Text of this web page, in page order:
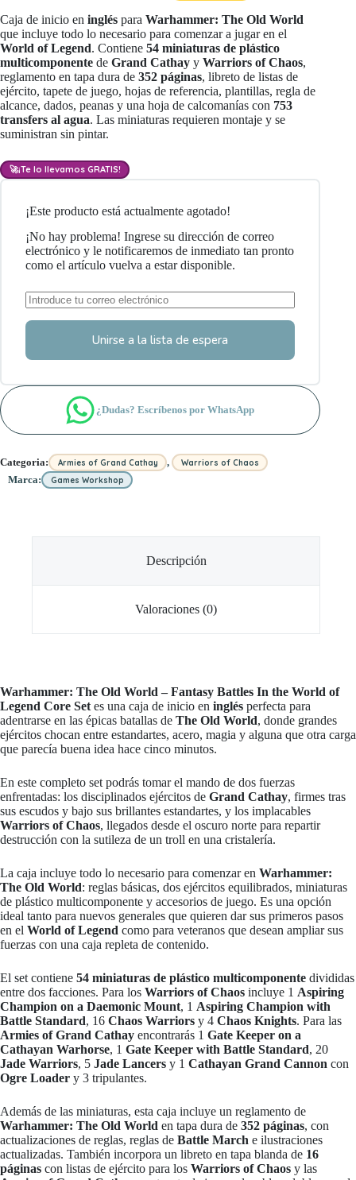
Caja de inicio en inglés para Warhammer: The Old World
que incluye todo lo necesario para comenzar a jugar en el
World of Legend. Contiene 54 miniaturas de plástico
multicomponente de Grand Cathay y Warriors of Chaos,
reglamento en tapa dura de 352 páginas, libreto de listas de
ejército, tapete de juego, hojas de referencia, plantillas, regla de
alcance, dados, peanas y una hoja de calcomanías con 753
transfers al agua. Las miniaturas requieren montaje y se
suministran sin pintar.
🚀¡Te lo llevamos GRATIS!
¡Este producto está actualmente agotado!
¡No hay problema! Ingrese su dirección de correo
electrónico y le notificaremos de inmediato tan pronto
como el artículo vuelva a estar disponible.
Unirse a la lista de espera
¿Dudas? Escríbenos por WhatsApp
Categoria: Armies of Grand Cathay , Warriors of Chaos
Marca: Games Workshop
Descripción
Valoraciones (0)
Warhammer: The Old World – Fantasy Battles In the World of
Legend Core Set es una caja de inicio en inglés perfecta para
adentrarse en las épicas batallas de The Old World, donde grandes
ejércitos chocan entre estandartes, acero, magia y alguna que otra carga
que parecía buena idea hace cinco minutos.
En este completo set podrás tomar el mando de dos fuerzas
enfrentadas: los disciplinados ejércitos de Grand Cathay, firmes tras
sus escudos y bajo sus brillantes estandartes, y los implacables
Warriors of Chaos, llegados desde el oscuro norte para repartir
destrucción con la sutileza de un troll en una cristalería.
La caja incluye todo lo necesario para comenzar en Warhammer:
The Old World: reglas básicas, dos ejércitos equilibrados, miniaturas
de plástico multicomponente y accesorios de juego. Es una opción
ideal tanto para nuevos generales que quieren dar sus primeros pasos
en el World of Legend como para veteranos que desean ampliar sus
fuerzas con una caja repleta de contenido.
El set contiene 54 miniaturas de plástico multicomponente divididas
entre dos facciones. Para los Warriors of Chaos incluye 1 Aspiring
Champion on a Daemonic Mount, 1 Aspiring Champion with
Battle Standard, 16 Chaos Warriors y 4 Chaos Knights. Para las
Armies of Grand Cathay encontrarás 1 Gate Keeper on a
Cathayan Warhorse, 1 Gate Keeper with Battle Standard, 20
Jade Warriors, 5 Jade Lancers y 1 Cathayan Grand Cannon con
Ogre Loader y 3 tripulantes.
Además de las miniaturas, esta caja incluye un reglamento de
Warhammer: The Old World en tapa dura de 352 páginas, con
actualizaciones de reglas, reglas de Battle March e ilustraciones
actualizadas. También incorpora un libreto en tapa blanda de 16
páginas con listas de ejército para los Warriors of Chaos y las